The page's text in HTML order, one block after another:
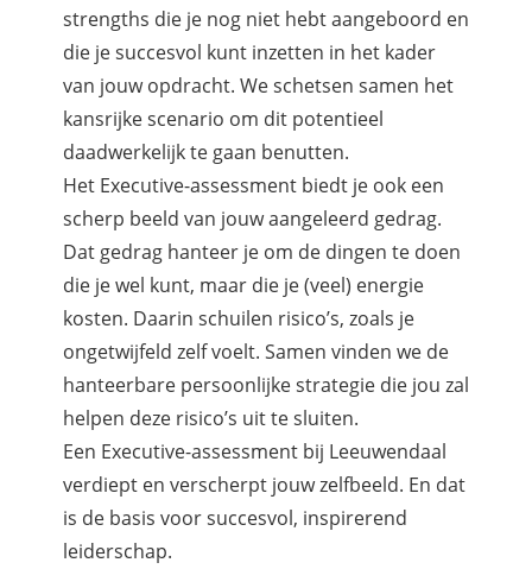
strengths die je nog niet hebt aangeboord en
die je succesvol kunt inzetten in het kader
van jouw opdracht. We schetsen samen het
kansrijke scenario om dit potentieel
daadwerkelijk te gaan benutten.
Het Executive-assessment biedt je ook een
scherp beeld van jouw aangeleerd gedrag.
Dat gedrag hanteer je om de dingen te doen
die je wel kunt, maar die je (veel) energie
kosten. Daarin schuilen risico’s, zoals je
ongetwijfeld zelf voelt. Samen vinden we de
hanteerbare persoonlijke strategie die jou zal
helpen deze risico’s uit te sluiten.
Een Executive-assessment bij Leeuwendaal
verdiept en verscherpt jouw zelfbeeld. En dat
is de basis voor succesvol, inspirerend
leiderschap.